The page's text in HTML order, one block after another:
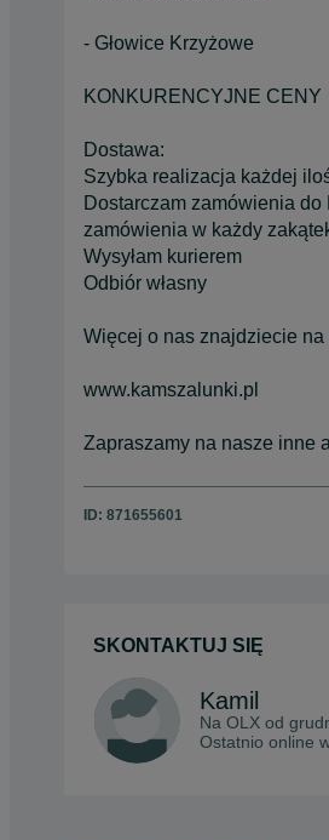
- Głowice Krzyżowe
KONKURENCYJNE CENY
Dostawa:
Szybka realizacja każdej
Dostarczam zamówienia
zamówienia w każdy
Wysyłam kurierem
Odbiór własny
Więcej o nas znajdziecie
www.kamszalunki.pl
Zapraszamy na nasze inne
ID: 871655601
SKONTAKTUJ SIĘ
Kamil
Na OLX od
Ostatnio online